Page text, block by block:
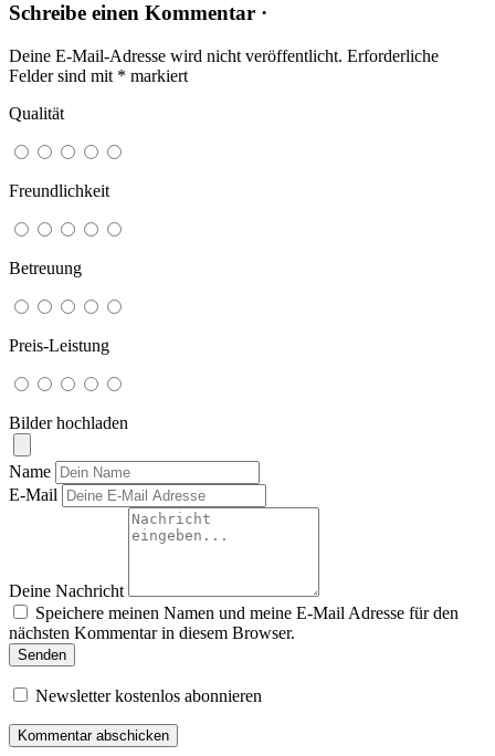
Schreibe einen Kommentar ·
Deine E-Mail-Adresse wird nicht veröffentlicht. Erforderliche
Felder sind mit * markiert
Qualität
Freundlichkeit
Betreuung
Preis-Leistung
Bilder hochladen
Name
E-Mail
Deine Nachricht
Speichere meinen Namen und meine E-Mail Adresse für den
nächsten Kommentar in diesem Browser.
Senden
Newsletter kostenlos abonnieren